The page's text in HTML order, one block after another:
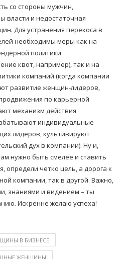
со стороны мужчин,
власти и недостаточная
Для устранения перекоса в
необходимы меры как на
политики
квот, например), так и на
компаний (когда компании
развитие женщин-лидеров,
по карьерной
механизм действия
индивидуальные
лидеров, культивируют
дух в компании). Ну и,
нужно быть смелее и ставить
определи четко цель, а дорога к
компании, так в другой. Важно,
знаниями и видением – ты
Искренне желаю успеха!
В БИЗНЕСЕ
ЖЕНЩИНЫ